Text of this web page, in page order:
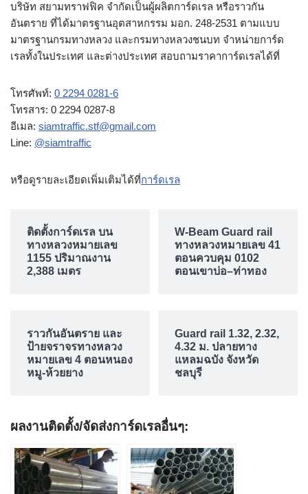
บริษัท สยามทราฟฟิค จำกัดเป็นผู้ผลิตการ์ดเรล หรือราวกัน
อันตราย ที่ได้มาตรฐานอุตสาหกรรม มอก. 248-2531 ตามแบบ
มาตรฐานกรมทางหลวง และกรมทางหลวงชนบท จำหน่ายการ์ด
เรลทั้งในประเทศ และต่างประเทศ สอบถามราคาการ์ดเรลได้ที่
โทรศัพท์: 0 2294 0281-6
โทรสาร: 0 2294 0287-8
อีเมล: siamtraffic.stf@gmail.com
Line: @siamtraffic
หรือดูรายละเอียดเพิ่มเติมได้ที่การ์ดเรล
ติดตั้งการ์ดเรล บน
ทางหลวงหมายเลข
1155 ปริมาณงาน
2,388 เมตร
W-Beam Guard rail
ทางหลวงหมายเลข 41
ตอนควบคุม 0102
ตอนเขาบ่อ–ท่าทอง
ราวกันอันตราย และ
ป้ายจราจรทางหลวง
หมายเลข 4 ตอนหนอง
หมู-ห้วยยาง
Guard rail 1.32, 2.32,
4.32 ม. ปลายทาง
แหลมฉบัง จังหวัด
ชลบุรี
ผลงานติดตั้ง/จัดส่งการ์ดเรลอื่นๆ: